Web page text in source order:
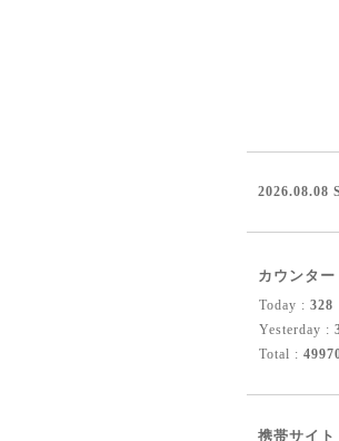
2026.08.08
カウンター
Today : 328
Yesterday :
Total :
携帯サイト